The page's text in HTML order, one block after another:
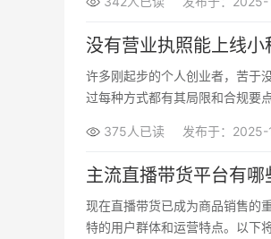
没有营业执照能上线
许多刚起步的个人创业者，苦于
过每种方式都有其局限和合规要
375人已读 发布于：
主流直播带货平台有
现在直播带货已成为商品销售的
特的用户群体和运营特点。以下